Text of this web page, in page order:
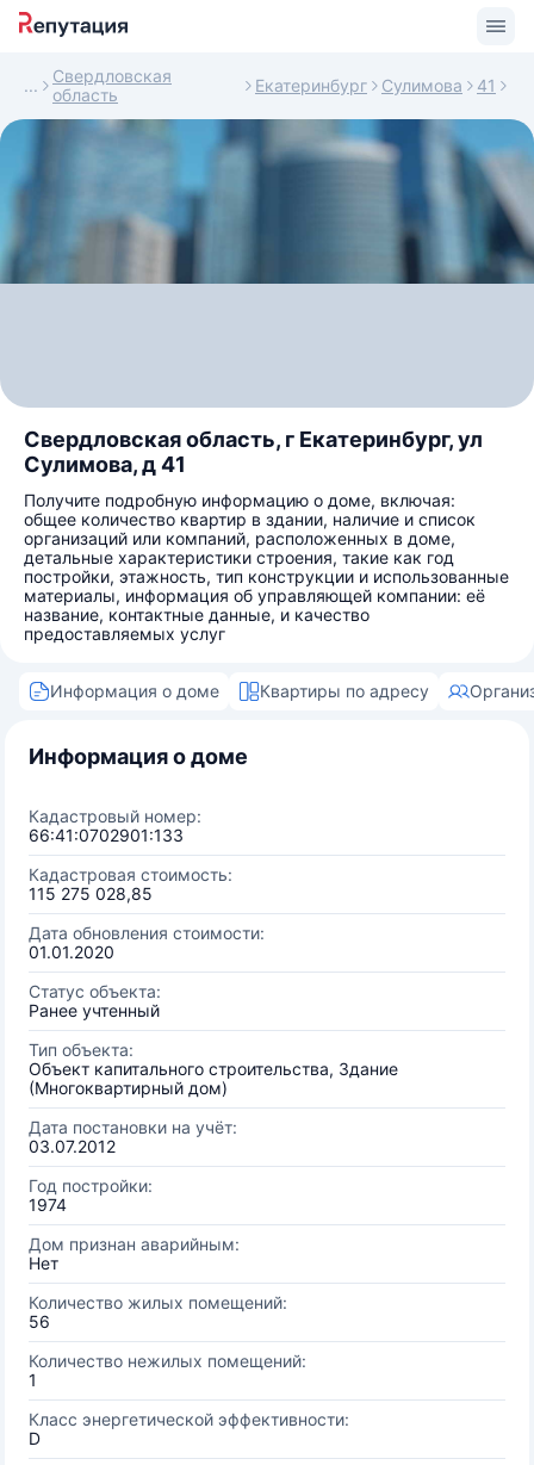
Свердловская
область
Екатеринбург Сулимова 41
Свердловская область, г Екатеринбург, ул
Сулимова, д 41
Получите подробную информацию о доме, включая:
общее количество квартир в здании, наличие и список
организаций или компаний, расположенных в доме,
детальные характеристики строения, такие как год
постройки, этажность, тип конструкции и использованные
материалы, информация об управляющей компании: её
название, контактные данные, и качество
предоставляемых услуг
Информация о доме Квартиры по адресу
Информация о доме
Кадастровый номер:
66:41:0702901:133
Кадастровая стоимость:
115 275 028,85
Дата обновления стоимости:
01.01.2020
Статус объекта:
Ранее учтенный
Тип объекта:
Объект капитального строительства, Здание
(Многоквартирный дом)
Дата постановки на учёт:
03.07.2012
Год постройки:
1974
Дом признан аварийным:
Нет
Количество жилых помещений:
56
Количество нежилых помещений:
1
Класс энергетической эффективности:
D